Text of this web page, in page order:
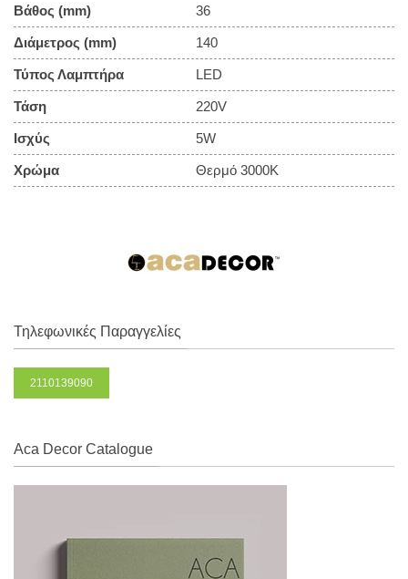
Βάθος (mm) 36
Διάμετρος (mm) 140
Τύπος Λαμπτήρα LED
Τάση 220V
Ισχύς 5W
Χρώμα Θερμό 3000Κ
Τηλεφωνικές Παραγγελίες
2110139090
Aca Decor Catalogue